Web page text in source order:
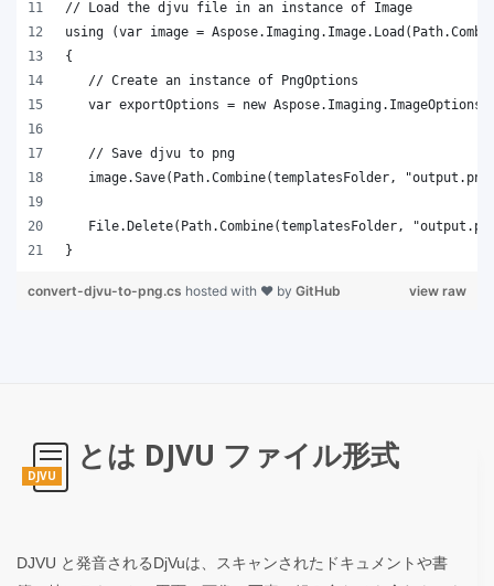
}
view raw
convert-djvu-to-png.cs hosted with ❤ by GitHub
DJVU
とは DJVU ファイル形式
DJVU と発音されるDjVuは、スキャンされたドキュメントや書